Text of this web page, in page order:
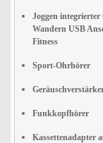
Joggen
Wandern USB
Fitness
Sport-Ohrhörer
Funkkopfhörer
Kassettenadapter